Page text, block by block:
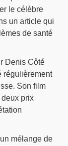
le célèbre
un article qui
de santé
Denis Côté
régulièrement
Son film
deux prix
mélange de